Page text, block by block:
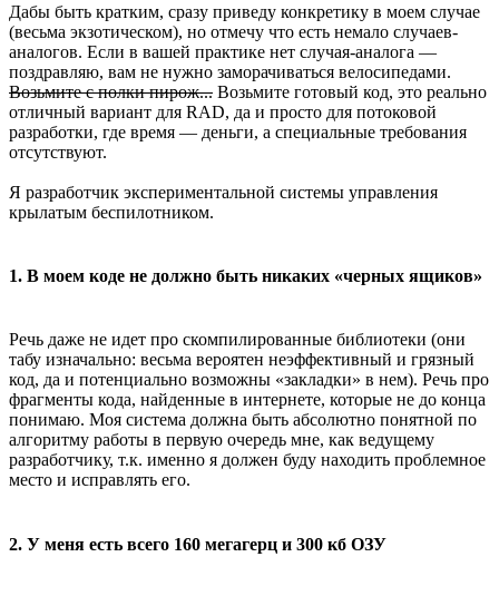
Дабы быть кратким, сразу приведу конкретику в моем случае
(весьма экзотическом), но отмечу что есть немало случаев-
аналогов. Если в вашей практике нет случая-аналога —
поздравляю, вам не нужно заморачиваться велосипедами.
Возьмите с полки пирож... Возьмите готовый код, это реально
отличный вариант для RAD, да и просто для потоковой
разработки, где время — деньги, а специальные требования
отсутствуют.
Я разработчик экспериментальной системы управления
крылатым беспилотником.
1. В моем коде не должно быть никаких «черных ящиков»
Речь даже не идет про скомпилированные библиотеки (они
табу изначально: весьма вероятен неэффективный и грязный
код, да и потенциально возможны «закладки» в нем). Речь про
фрагменты кода, найденные в интернете, которые не до конца
понимаю. Моя система должна быть абсолютно понятной по
алгоритму работы в первую очередь мне, как ведущему
разработчику, т.к. именно я должен буду находить проблемное
место и исправлять его.
2. У меня есть всего 160 мегагерц и 300 кб ОЗУ